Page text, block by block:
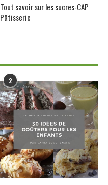
Tout savoir sur les sucres-CAP
Pâtisserie
2